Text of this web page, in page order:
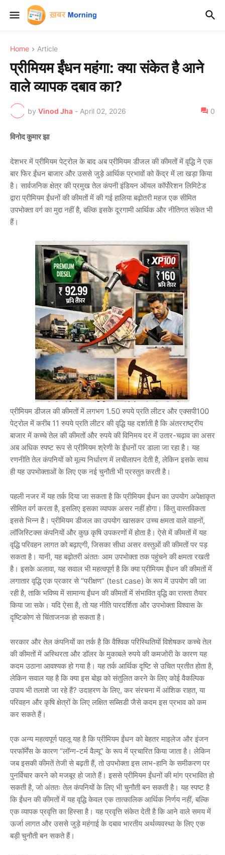
Home Article
प्रीमियम ईंधन महंगा: क्या संकेत है आने
वाले व्यापक दबाव का?
by Vinod Jha - April 02, 2026 0
विनोद कुमार झा
देशभर में प्रीमियम पेट्रोल के बाद अब प्रीमियम डीजल की कीमतों में वृद्धि ने एक
बार फिर ईंधन बाजार और उससे जुड़े आर्थिक प्रभावों को केंद्र में ला खड़ा किया
है। सार्वजनिक क्षेत्र की प्रमुख तेल कंपनी इंडियन ऑयल कॉर्पोरेशन लिमिटेड
द्वारा प्रीमियम ईंधनों की कीमतों में की गई हालिया बढ़ोतरी महज एक सीमित
उपभोक्ता वर्ग का मुद्दा नहीं है, बल्कि इसके दूरगामी आर्थिक और नीतिगत संकेत भी
हैं।
प्रीमियम डीजल की कीमतों में लगभग 1.50 रुपये प्रति लीटर और एक्सपी100
पेट्रोल में करीब 11 रुपये प्रति लीटर की वृद्धि यह दर्शाती है कि अंतरराष्ट्रीय
बाजार में कच्चे तेल की कीमतों और रुपये की विनिमय दर में उतार-चढ़ाव का असर
अब अधिक स्पष्ट रूप से प्रीमियम श्रेणी के ईंधनों पर डाला जा रहा है। यह
रणनीति तेल कंपनियों को मूल्य निर्धारण में लचीलापन देती है, लेकिन इसके साथ
ही यह उपभोक्ताओं के लिए एक नई चुनौती भी प्रस्तुत करती है।
पहली नजर में यह तर्क दिया जा सकता है कि प्रीमियम ईंधन का उपयोग अपेक्षाकृत
सीमित वर्ग करता है, इसलिए इसका व्यापक असर नहीं होगा। किंतु वास्तविकता
इससे भिन्न है। प्रीमियम डीजल का उपयोग खासकर उच्च क्षमता वाले वाहनों,
लॉजिस्टिक्स कंपनियों और कुछ कृषि उपकरणों में होता है। ऐसे में कीमतों में यह
वृद्धि परिवहन लागत को बढ़ाएगी, जिसका सीधा असर वस्तुओं की कीमतों पर पड़
सकता है। यानी, यह बढ़ोतरी अंततः आम उपभोक्ता तक पहुंचने की क्षमता रखती
है। इसके अलावा, यह सवाल भी महत्वपूर्ण है कि क्या प्रीमियम ईंधन की कीमतों में
लगातार वृद्धि एक प्रकार से “परीक्षण” (test case) के रूप में उपयोग की जा
रही है, ताकि भविष्य में सामान्य ईंधन की कीमतों में संभावित वृद्धि का रास्ता तैयार
किया जा सके। यदि ऐसा है, तो यह नीति पारदर्शिता और उपभोक्ता विश्वास के
दृष्टिकोण से चिंताजनक हो सकता है।
सरकार और तेल कंपनियों का तर्क है कि वैश्विक परिस्थितियों विशेषकर कच्चे तेल
की कीमतों में अस्थिरता और डॉलर के मुकाबले रुपये की कमजोरी के कारण यह
कदम उठाना आवश्यक हो गया है। यह तर्क आर्थिक दृष्टि से उचित प्रतीत होता है,
लेकिन सवाल यह है कि क्या इस बोझ को संतुलित करने के लिए कोई वैकल्पिक
उपाय भी तलाशे जा रहे हैं? उदाहरण के लिए, कर संरचना में आंशिक राहत, या
परिवहन और कृषि क्षेत्रों के लिए लक्षित सब्सिडी जैसे कदम इस प्रभाव को कम
कर सकते हैं।
एक अन्य महत्वपूर्ण पहलू यह है कि प्रीमियम ईंधन को बेहतर माइलेज और इंजन
परफॉर्मेंस के कारण “लॉन्ग-टर्म वैल्यू” के रूप में प्रचारित किया जाता है। लेकिन
जब इसकी कीमतें तेजी से बढ़ती हैं, तो उपभोक्ता इस लाभ-हानि के समीकरण पर
पुनर्विचार करने को मजबूर हो जाते हैं। इससे प्रीमियम ईंधनों की मांग प्रभावित हो
सकती है, जो अंततः तेल कंपनियों के लिए भी चुनौती बन सकती है। यह स्पष्ट है
कि ईंधन की कीमतों में यह वृद्धि केवल एक तात्कालिक आर्थिक निर्णय नहीं, बल्कि
एक व्यापक प्रवृत्ति का हिस्सा है। यह प्रवृत्ति संकेत देती है कि आने वाले समय में
ऊर्जा लागत और उससे जुड़े महंगाई के दबाव भारतीय अर्थव्यवस्था के लिए एक
बड़ी चुनौती बन सकते हैं।